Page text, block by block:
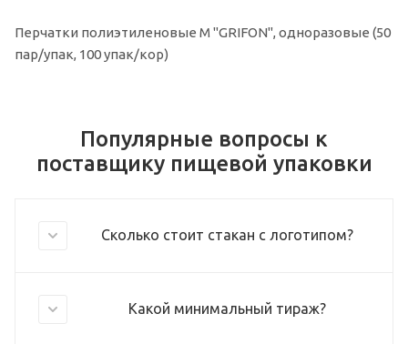
Перчатки полиэтиленовые М "GRIFON", одноразовые (50
пар/упак, 100 упак/кор)
Популярные вопросы к
поставщику пищевой упаковки
Сколько стоит стакан с логотипом?
Какой минимальный тираж?